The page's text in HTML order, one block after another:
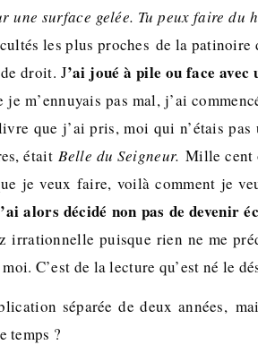
une surface gelée. Tu peux faire du
les plus proches de la
droit. J’ai joué à pile ou face
je m’ennuyais pas mal, j’ai
que j’ai pris, moi qui n’étais
étaitBelle du Seigneur.Mille cent
je veux faire, voilà comment je
alors décidé non pas de devenir
irrationnelle puisque rien ne me
C’est de la lecture qu’est né le
séparée de deux années,
temps ?